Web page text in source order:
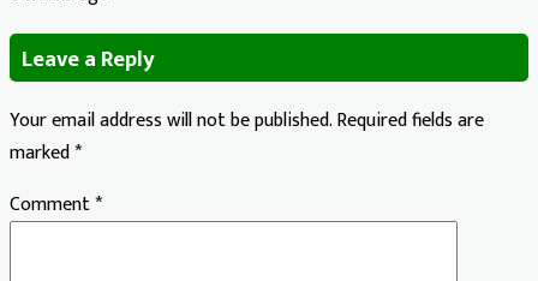
Leave a Reply
Your email address will not be published.Required fields are
marked*
Comment*